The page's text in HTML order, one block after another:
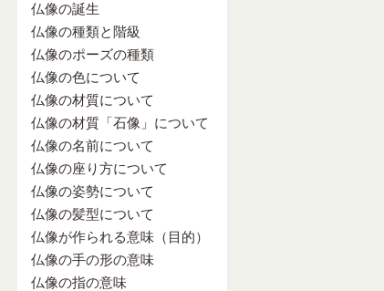
仏像の誕生
仏像の種類と階級
仏像のポーズの種類
仏像の色について
仏像の材質について
仏像の材質「石像」について
仏像の名前について
仏像の座り方について
仏像の姿勢について
仏像の髪型について
仏像が作られる意味（目的）
仏像の手の形の意味
仏像の指の意味